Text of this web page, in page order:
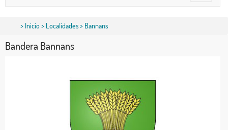
navigation
> Inicio> Localidades> Bannans
Bandera Bannans